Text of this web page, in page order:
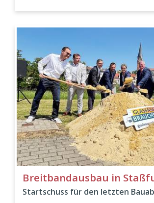
Breitbandausbau in
Startschuss für den letzten